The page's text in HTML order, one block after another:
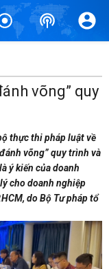
võng” quy
thực thi pháp luật về
võng” quy trình và
ý kiến của doanh
cho doanh nghiệp
do Bộ Tư pháp tổ